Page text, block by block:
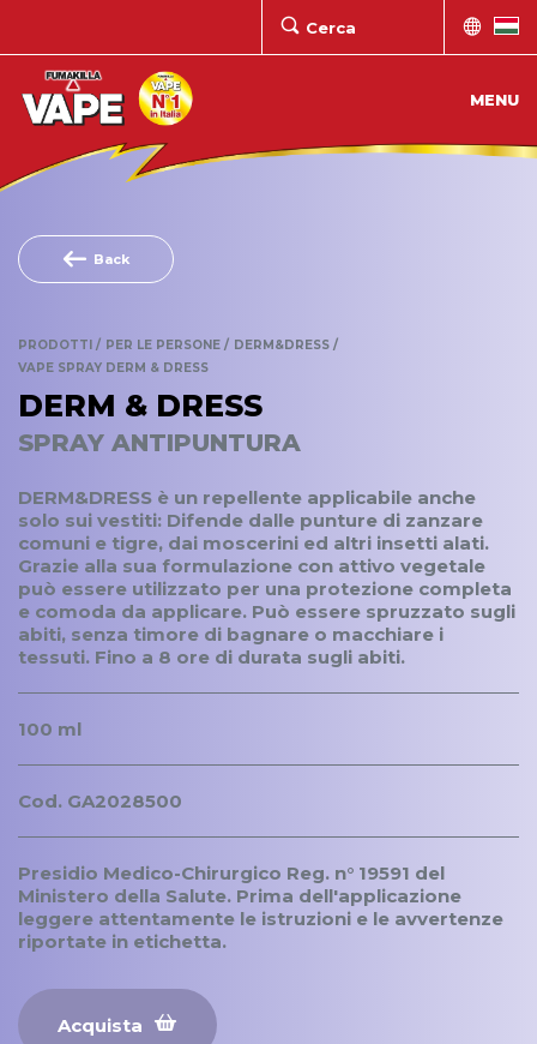
MENU
Back
PRODOTTI PER LE PERSONE
DERM&DRESS
VAPE SPRAY DERM & DRESS
DERM & DRESS
SPRAY ANTIPUNTURA
DERM&DRESS è un repellente applicabile anche
solo sui vestiti: Difende dalle punture di zanzare
comuni e tigre, dai moscerini ed altri insetti alati.
Grazie alla sua formulazione con attivo vegetale
può essere utilizzato per una protezione completa
e comoda da applicare. Può essere spruzzato sugli
abiti, senza timore di bagnare o macchiare i
tessuti. Fino a 8 ore di durata sugli abiti.
100 ml
Cod. GA2028500
Presidio Medico-Chirurgico Reg. n° 19591 del
Ministero della Salute. Prima dell'applicazione
leggere attentamente le istruzioni e le avvertenze
riportate in etichetta.
Acquista